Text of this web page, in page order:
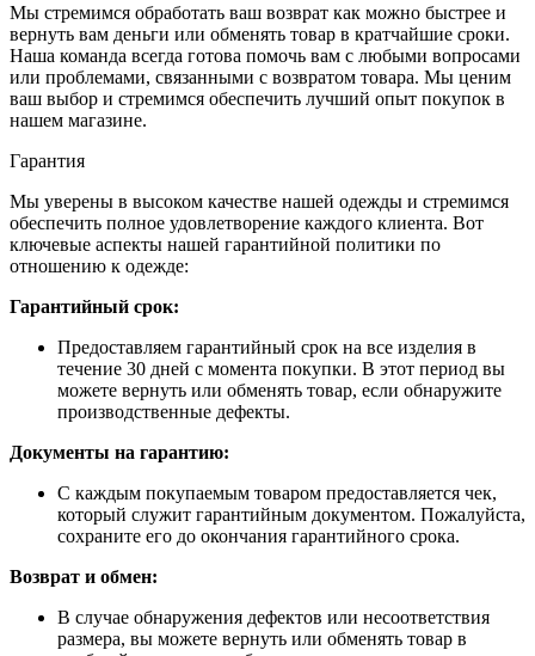
Мы стремимся обработать ваш возврат как можно быстрее и
вернуть вам деньги или обменять товар в кратчайшие сроки.
Наша команда всегда готова помочь вам с любыми вопросами
или проблемами, связанными с возвратом товара. Мы ценим
ваш выбор и стремимся обеспечить лучший опыт покупок в
нашем магазине.
Гарантия
Мы уверены в высоком качестве нашей одежды и стремимся
обеспечить полное удовлетворение каждого клиента. Вот
ключевые аспекты нашей гарантийной политики по
отношению к одежде:
Гарантийный срок:
Предоставляем гарантийный срок на все изделия в
течение 30 дней с момента покупки. В этот период вы
можете вернуть или обменять товар, если обнаружите
производственные дефекты.
Документы на гарантию:
С каждым покупаемым товаром предоставляется чек,
который служит гарантийным документом. Пожалуйста,
сохраните его до окончания гарантийного срока.
Возврат и обмен:
В случае обнаружения дефектов или несоответствия
размера, вы можете вернуть или обменять товар в